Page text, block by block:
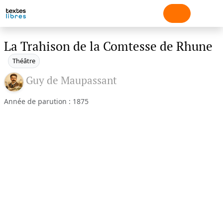
La Trahison de la Comtesse de Rhune
Théâtre
Guy de Maupassant
Année de parution : 1875